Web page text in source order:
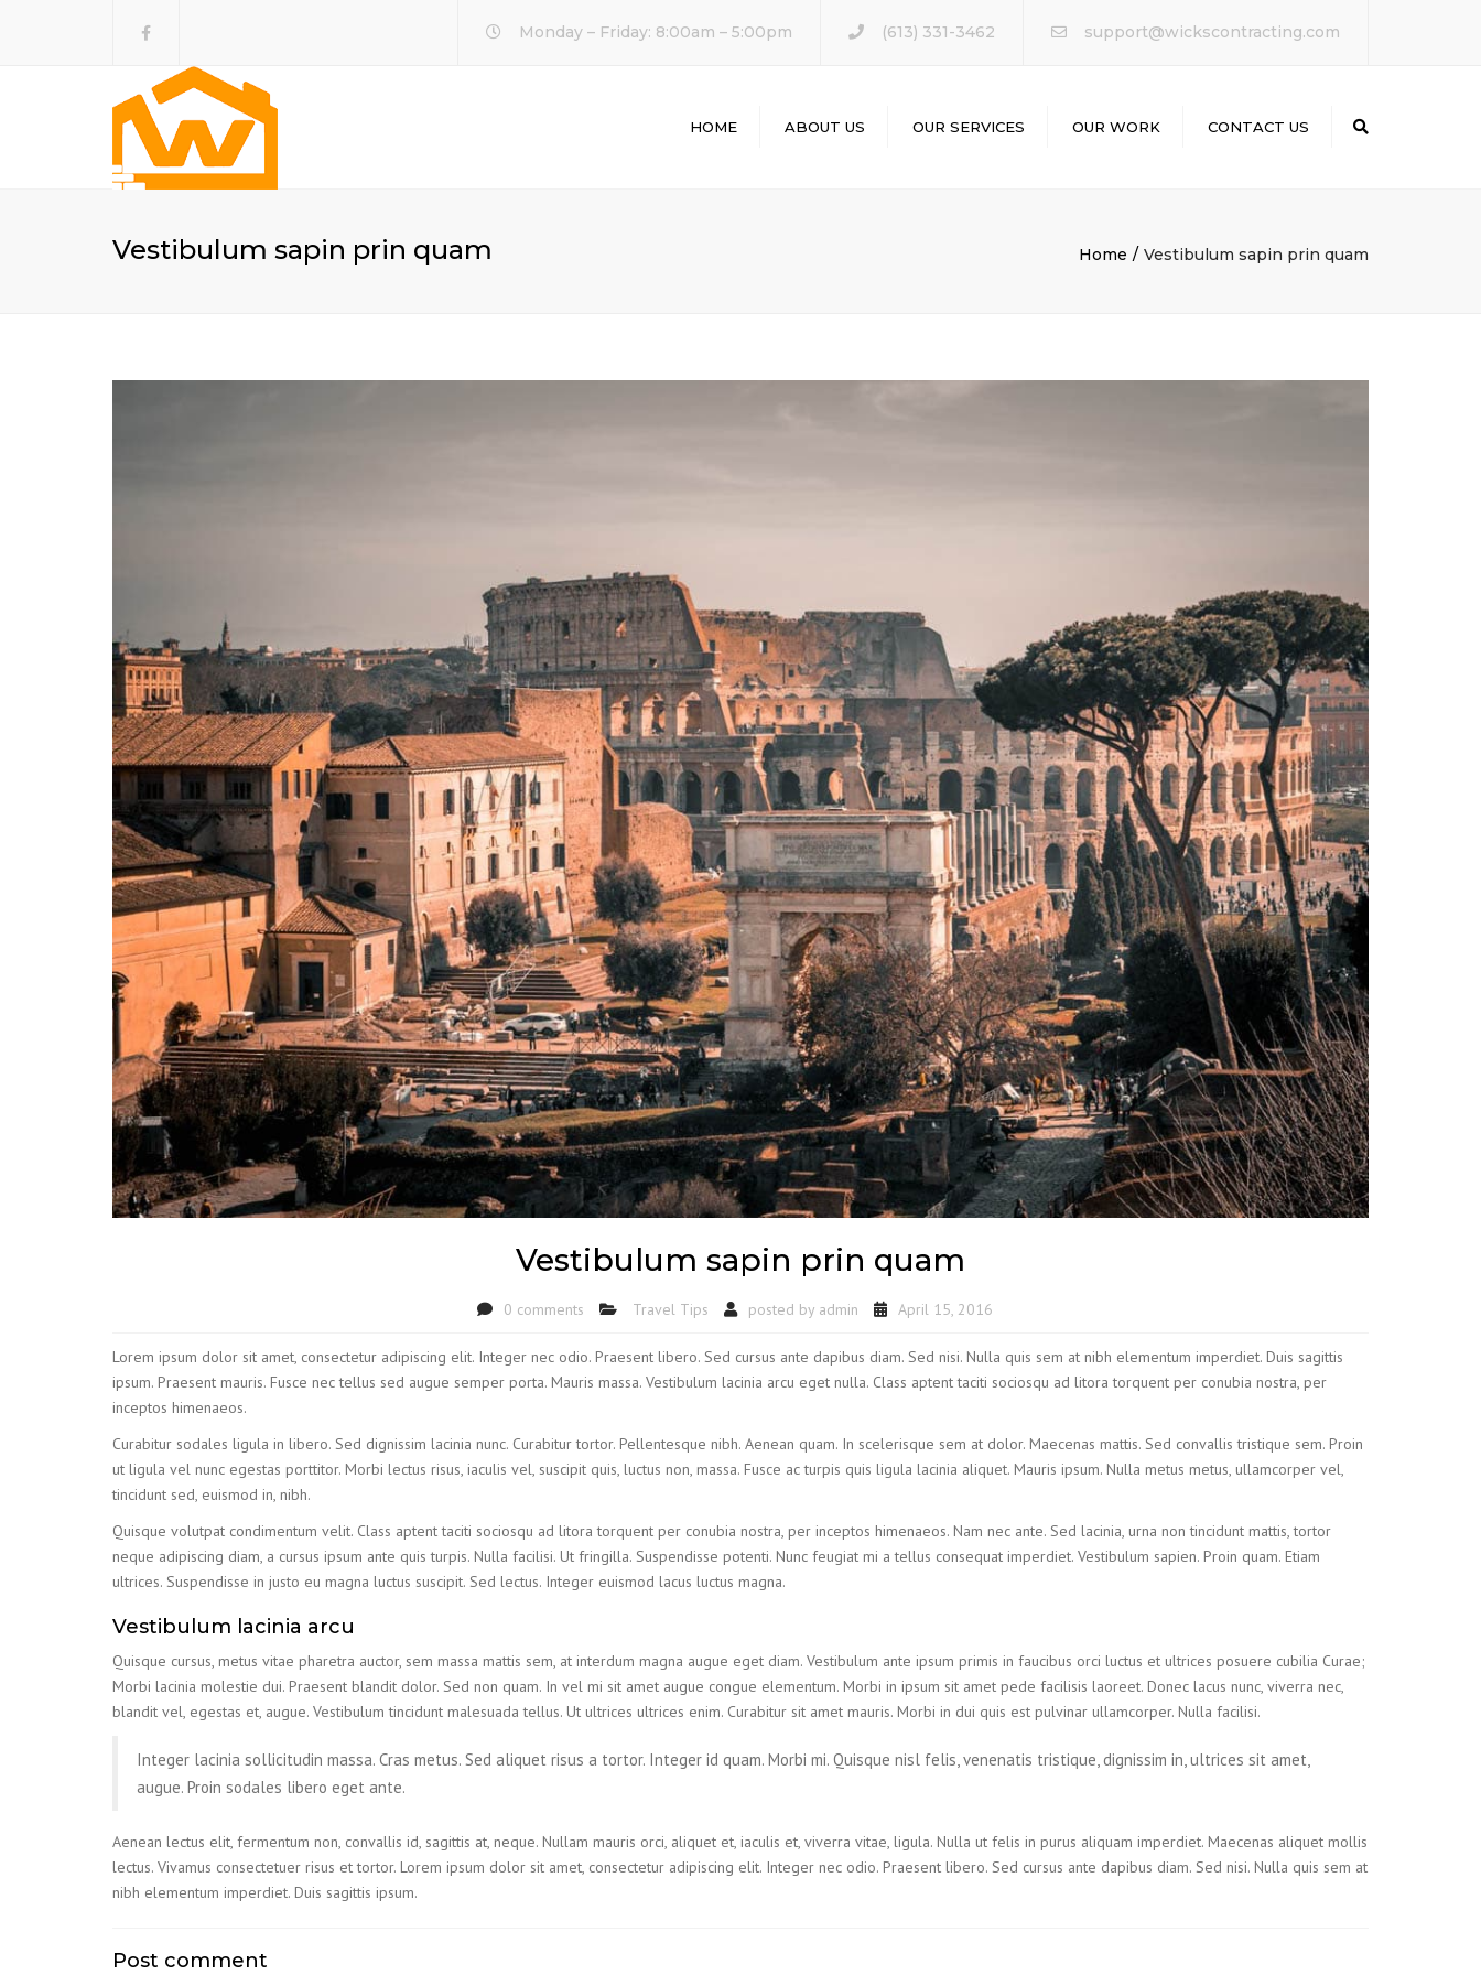
Monday – Friday: 8:00am – 5:00pm (613) 331-3462 support@wickscontracting.com
HOME ABOUT US OUR SERVICES OUR WORK CONTACT US
Vestibulum sapin prin quam Home Vestibulum sapin prin quam
Vestibulum sapin prin quam
0 comments Travel Tips posted by admin April 15, 2016
Lorem ipsum dolor sit amet, consectetur adipiscing elit. Integer nec odio. Praesent libero. Sed cursus ante dapibus diam. Sed nisi. Nulla quis sem at nibh elementum imperdiet. Duis sagittis
ipsum. Praesent mauris. Fusce nec tellus sed augue semper porta. Mauris massa. Vestibulum lacinia arcu eget nulla. Class aptent taciti sociosqu ad litora torquent per conubia nostra, per
inceptos himenaeos.
Curabitur sodales ligula in libero. Sed dignissim lacinia nunc. Curabitur tortor. Pellentesque nibh. Aenean quam. In scelerisque sem at dolor. Maecenas mattis. Sed convallis tristique sem. Proin
ut ligula vel nunc egestas porttitor. Morbi lectus risus, iaculis vel, suscipit quis, luctus non, massa. Fusce ac turpis quis ligula lacinia aliquet. Mauris ipsum. Nulla metus metus, ullamcorper vel,
tincidunt sed, euismod in, nibh.
Quisque volutpat condimentum velit. Class aptent taciti sociosqu ad litora torquent per conubia nostra, per inceptos himenaeos. Nam nec ante. Sed lacinia, urna non tincidunt mattis, tortor
neque adipiscing diam, a cursus ipsum ante quis turpis. Nulla facilisi. Ut fringilla. Suspendisse potenti. Nunc feugiat mi a tellus consequat imperdiet. Vestibulum sapien. Proin quam. Etiam
ultrices. Suspendisse in justo eu magna luctus suscipit. Sed lectus. Integer euismod lacus luctus magna.
Vestibulum lacinia arcu
Quisque cursus, metus vitae pharetra auctor, sem massa mattis sem, at interdum magna augue eget diam. Vestibulum ante ipsum primis in faucibus orci luctus et ultrices posuere cubilia Curae;
Morbi lacinia molestie dui. Praesent blandit dolor. Sed non quam. In vel mi sit amet augue congue elementum. Morbi in ipsum sit amet pede facilisis laoreet. Donec lacus nunc, viverra nec,
blandit vel, egestas et, augue. Vestibulum tincidunt malesuada tellus. Ut ultrices ultrices enim. Curabitur sit amet mauris. Morbi in dui quis est pulvinar ullamcorper. Nulla facilisi.
Integer lacinia sollicitudin massa. Cras metus. Sed aliquet risus a tortor. Integer id quam. Morbi mi. Quisque nisl felis, venenatis tristique, dignissim in, ultrices sit amet,
augue. Proin sodales libero eget ante.
Aenean lectus elit, fermentum non, convallis id, sagittis at, neque. Nullam mauris orci, aliquet et, iaculis et, viverra vitae, ligula. Nulla ut felis in purus aliquam imperdiet. Maecenas aliquet mollis
lectus. Vivamus consectetuer risus et tortor. Lorem ipsum dolor sit amet, consectetur adipiscing elit. Integer nec odio. Praesent libero. Sed cursus ante dapibus diam. Sed nisi. Nulla quis sem at
nibh elementum imperdiet. Duis sagittis ipsum.
Post comment